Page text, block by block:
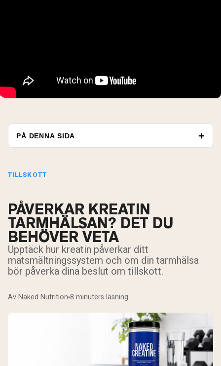
PÅ DENNA SIDA
TILLSKOTT
PÅVERKAR KREATIN
TARMHÄLSAN? DET DU
BEHÖVER VETA
Upptäck hur kreatin påverkar ditt
matsmältningssystem och om din tarmhälsa
bör påverka dina beslut om tillskott.
Av Naked Nutrition 8 minuters läsning